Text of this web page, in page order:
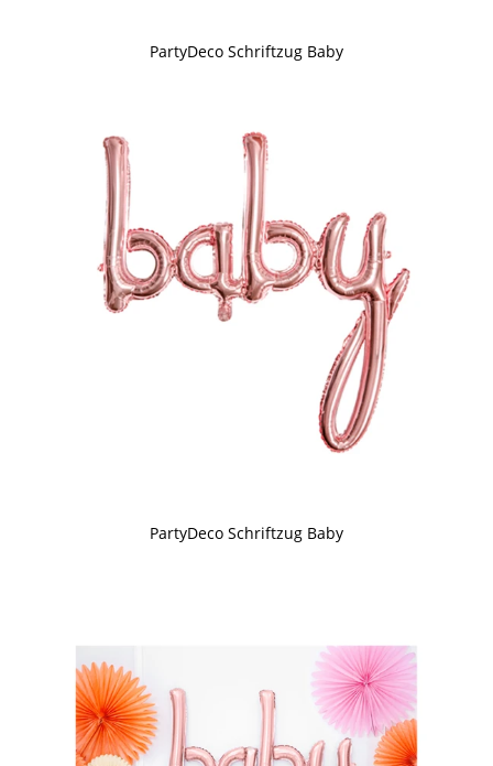
PartyDeco Schriftzug Baby
PartyDeco Schriftzug Baby